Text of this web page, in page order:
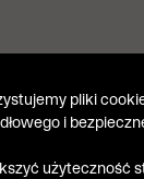
pliki
i
użyteczność